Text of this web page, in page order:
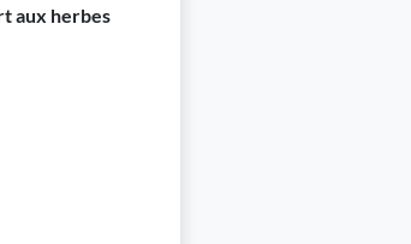
aux herbes